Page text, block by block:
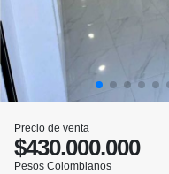
Precio de venta
$430.000.000
Pesos Colombianos